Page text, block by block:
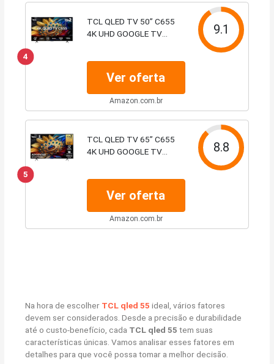
4
TCL QLED TV 50” C655
4K UHD GOOGLE TV
9.1
Ver oferta
Amazon.com.br
5
TCL QLED TV 65” C655
4K UHD GOOGLE TV
8.8
Ver oferta
Amazon.com.br
Na hora de escolher TCL qled 55 ideal, vários fatores
devem ser considerados. Desde a precisão e durabilidade
até o custo-benefício, cada TCL qled 55 tem suas
características únicas. Vamos analisar esses fatores em
detalhes para que você possa tomar a melhor decisão.